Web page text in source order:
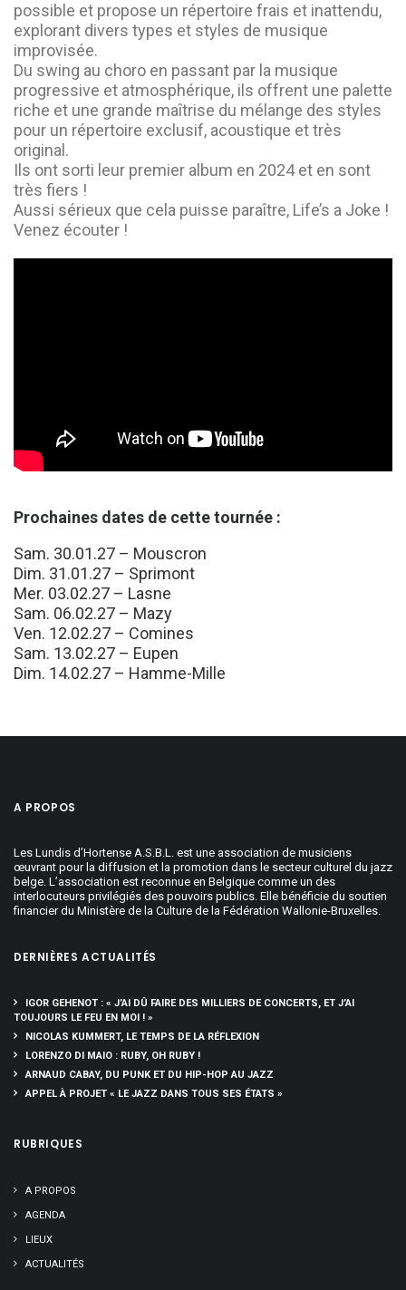
possible et propose un répertoire frais et inattendu,
explorant divers types et styles de musique
improvisée.
Du swing au choro en passant par la musique
progressive et atmosphérique, ils offrent une palette
riche et une grande maîtrise du mélange des styles
pour un répertoire exclusif, acoustique et très
original.
Ils ont sorti leur premier album en 2024 et en sont
très fiers !
Aussi sérieux que cela puisse paraître, Life’s a Joke !
Venez écouter !
Prochaines dates de cette tournée :
Sam. 30.01.27 – Mouscron
Dim. 31.01.27 – Sprimont
Mer. 03.02.27 – Lasne
Sam. 06.02.27 – Mazy
Ven. 12.02.27 – Comines
Sam. 13.02.27 – Eupen
Dim. 14.02.27 – Hamme-Mille
A PROPOS
Les Lundis d’Hortense A.S.B.L. est une association de musiciens
œuvrant pour la diffusion et la promotion dans le secteur culturel du jazz
belge. L’association est reconnue en Belgique comme un des
interlocuteurs privilégiés des pouvoirs publics. Elle bénéficie du soutien
financier du Ministère de la Culture de la Fédération Wallonie-Bruxelles.
DERNIÈRES ACTUALITÉS
IGOR GEHENOT : « J’AI DÛ FAIRE DES MILLIERS DE CONCERTS, ET J’AI
TOUJOURS LE FEU EN MOI ! »
NICOLAS KUMMERT, LE TEMPS DE LA RÉFLEXION
LORENZO DI MAIO : RUBY, OH RUBY !
ARNAUD CABAY, DU PUNK ET DU HIP-HOP AU JAZZ
APPEL À PROJET « LE JAZZ DANS TOUS SES ÉTATS »
RUBRIQUES
A PROPOS
AGENDA
LIEUX
ACTUALITÉS